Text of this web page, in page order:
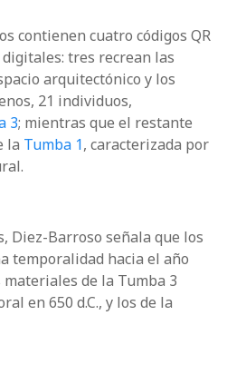
contienen cuatro códigos QR
tres recrean las
arquitectónico y los
21 individuos,
3; mientras que el restante
la Tumba 1, caracterizada por
Diez-Barroso señala que los
temporalidad hacia el año
materiales de la Tumba 3
en 650 d.C., y los de la